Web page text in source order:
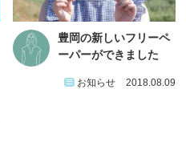
豊岡の新しいフリーペ
ーパーができました
お知らせ 2018.08.09